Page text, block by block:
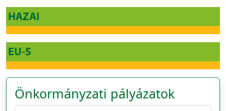
HAZAI
EU-S
Önkormányzati pályázatok